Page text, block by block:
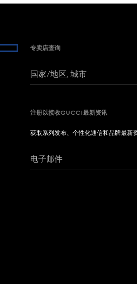
专卖店查询
国家/地区, 城市
注册以接收GUCCI最新资讯
获取系列发布、个性化通信和品牌最新
电子邮件